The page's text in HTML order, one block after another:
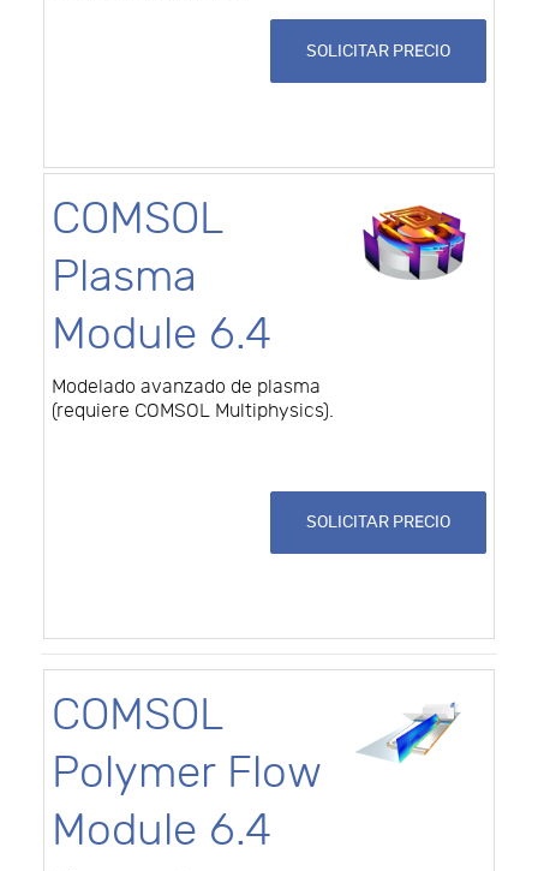
SOLICITAR PRECIO
COMSOL
Plasma
Module 6.4
Modelado avanzado de plasma
(requiere COMSOL Multiphysics).
SOLICITAR PRECIO
COMSOL
Polymer Flow
Module 6.4